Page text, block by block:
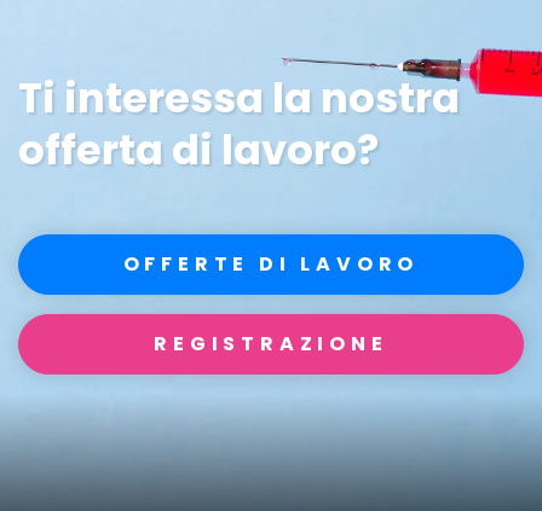
Ti interessa la nostra
offerta di lavoro?
OFFERTE DI LAVORO
REGISTRAZIONE